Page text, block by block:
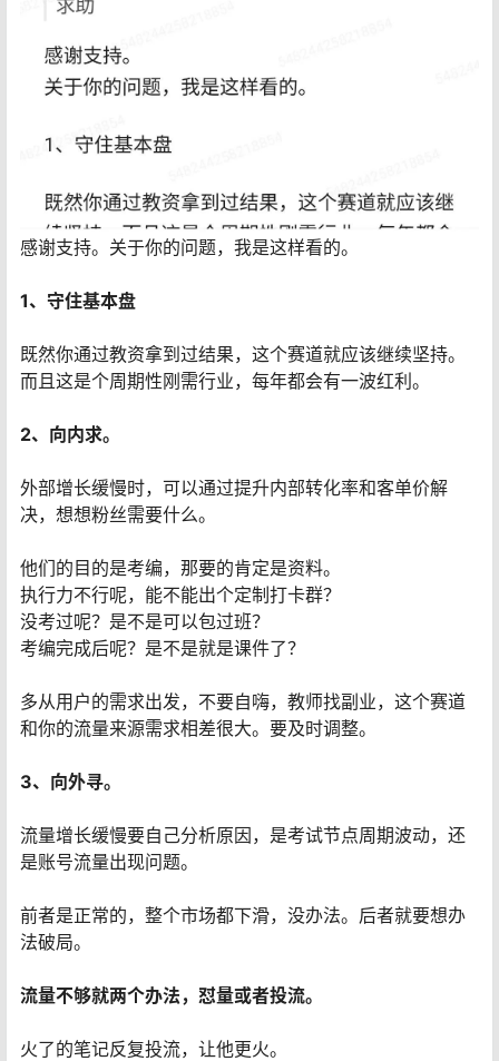
感谢支持。关于你的问题，我是这样看的。
1、守住基本盘
既然你通过教资拿到过结果，这个赛道就应该继续坚持。
而且这是个周期性刚需行业，每年都会有一波红利。
2、向内求。
外部增长缓慢时，可以通过提升内部转化率和客单价解
决，想想粉丝需要什么。
他们的目的是考编，那要的肯定是资料。
执行力不行呢，能不能出个定制打卡群？
没考过呢？是不是可以包过班？
考编完成后呢？是不是就是课件了？
多从用户的需求出发，不要自嗨，教师找副业，这个赛道
和你的流量来源需求相差很大。要及时调整。
3、向外寻。
流量增长缓慢要自己分析原因，是考试节点周期波动，还
是账号流量出现问题。
前者是正常的，整个市场都下滑，没办法。后者就要想办
法破局。
流量不够就两个办法，怼量或者投流。
火了的笔记反复投流，让他更火。